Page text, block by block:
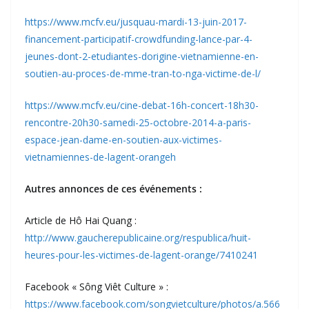
https://www.mcfv.eu/jusquau-mardi-13-juin-2017-
financement-participatif-crowdfunding-lance-par-4-
jeunes-dont-2-etudiantes-dorigine-vietnamienne-en-
soutien-au-proces-de-mme-tran-to-nga-victime-de-l/
https://www.mcfv.eu/cine-debat-16h-concert-18h30-
rencontre-20h30-samedi-25-octobre-2014-a-paris-
espace-jean-dame-en-soutien-aux-victimes-
vietnamiennes-de-lagent-orangeh
Autres annonces de ces événements :
Article de Hô Hai Quang :
http://www.gaucherepublicaine.org/respublica/huit-
heures-pour-les-victimes-de-lagent-orange/7410241
Facebook « Sông Viêt Culture » :
https://www.facebook.com/songvietculture/photos/a.566